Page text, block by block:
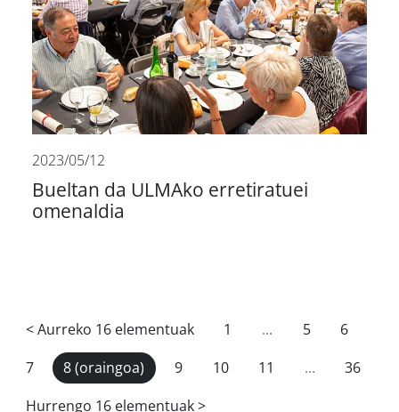
2023/05/12
Bueltan da ULMAko erretiratuei
omenaldia
< Aurreko 16 elementuak 1 ... 5 6
7 8 (oraingoa) 9 10 11 ... 36
Hurrengo 16 elementuak >